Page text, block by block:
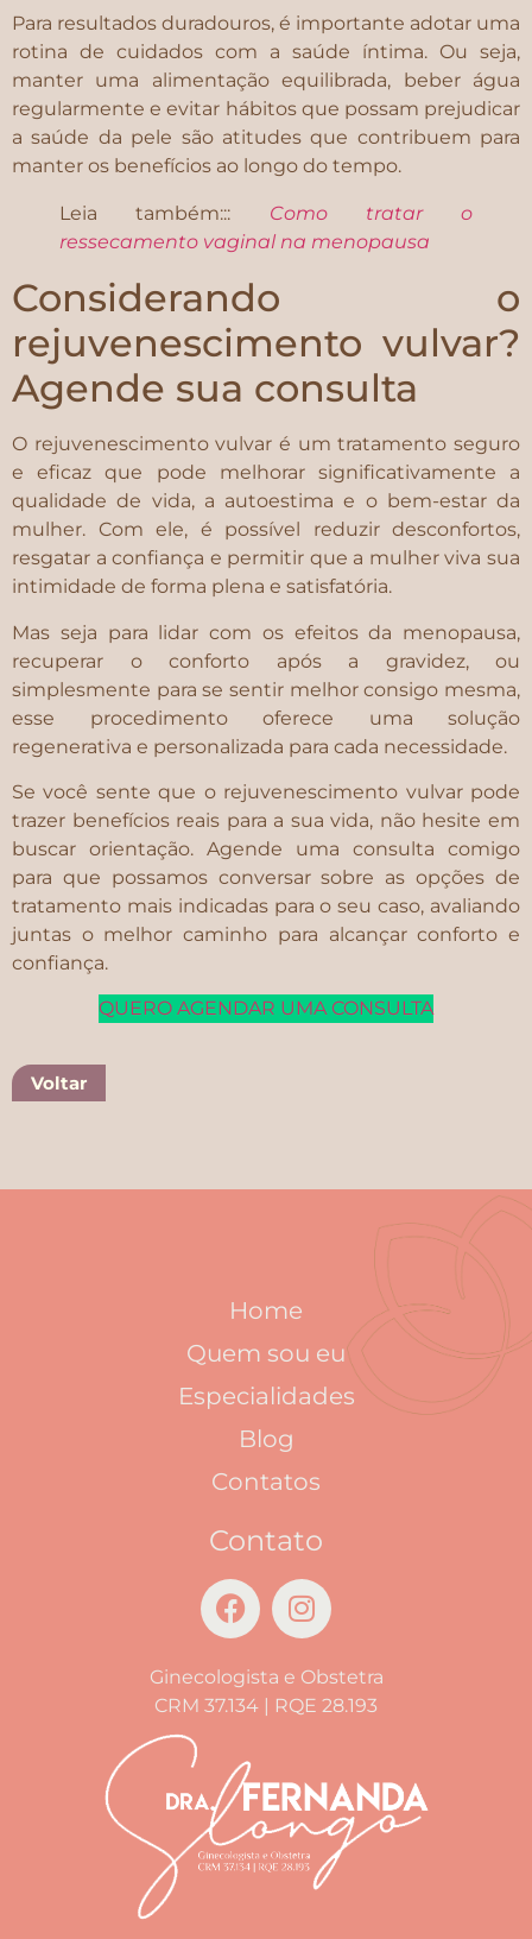
Para resultados duradouros, é importante adotar uma
rotina de cuidados com a saúde íntima. Ou seja,
manter uma alimentação equilibrada, beber água
regularmente e evitar hábitos que possam prejudicar
a saúde da pele são atitudes que contribuem para
manter os benefícios ao longo do tempo.
Leia também::: Como tratar o
ressecamento vaginal na menopausa
Considerando o
rejuvenescimento vulvar?
Agende sua consulta
O rejuvenescimento vulvar é um tratamento seguro
e eficaz que pode melhorar significativamente a
qualidade de vida, a autoestima e o bem-estar da
mulher. Com ele, é possível reduzir desconfortos,
resgatar a confiança e permitir que a mulher viva sua
intimidade de forma plena e satisfatória.
Mas seja para lidar com os efeitos da menopausa,
recuperar o conforto após a gravidez, ou
simplesmente para se sentir melhor consigo mesma,
esse procedimento oferece uma solução
regenerativa e personalizada para cada necessidade.
Se você sente que o rejuvenescimento vulvar pode
trazer benefícios reais para a sua vida, não hesite em
buscar orientação. Agende uma consulta comigo
para que possamos conversar sobre as opções de
tratamento mais indicadas para o seu caso, avaliando
juntas o melhor caminho para alcançar conforto e
confiança.
QUERO AGENDAR UMA CONSULTA
Voltar
Home
Quem sou eu
Especialidades
Blog
Contatos
Contato
Ginecologista e Obstetra
CRM 37.134 | RQE 28.193